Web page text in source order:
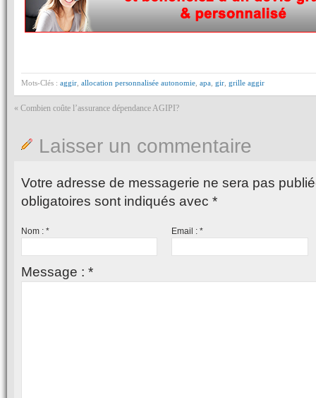
Mots-Clés : aggir allocation personnalisée autonomie apa gir grille aggir
« Combien coûte l’assurance dépendance AGIPI?
Laisser un commentaire
Votre adresse de messagerie ne sera pas
obligatoires sont indiqués avec *
Nom : * Email :*
Message : *